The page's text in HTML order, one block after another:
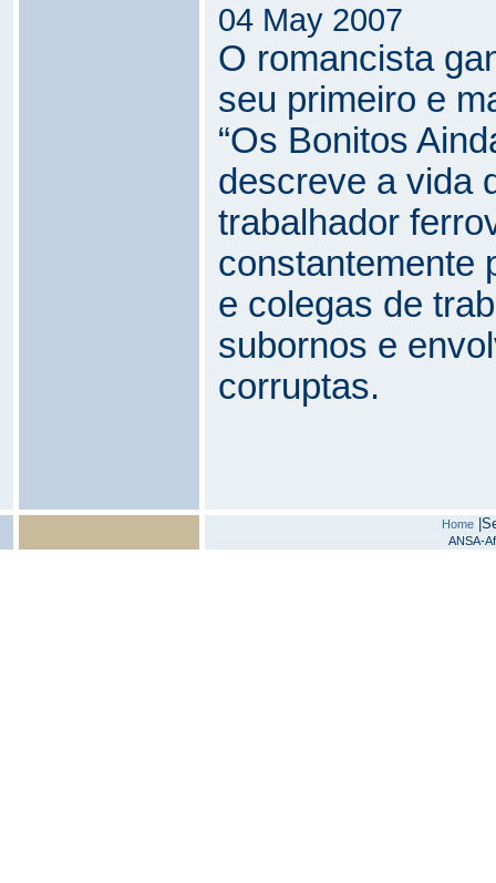
04 May 2007
O romancista
seu primeiro e
“Os Bonitos
descreve a vida
trabalhador
constantemente
e colegas de
subornos e
corruptas.
Home
ANSA-